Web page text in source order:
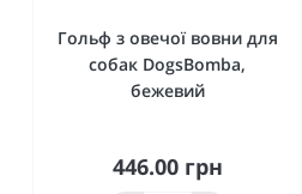
Гольф з овечої вовни для
собак DogsBomba,
бежевий
446.00 грн